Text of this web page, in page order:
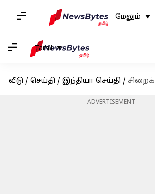
மேலும்
Tamil
வீடு / செய்தி / இந்தியா செய்தி / சிறைக்கைதிகளுக்கு பயங்கரவாத
ADVERTISEMENT